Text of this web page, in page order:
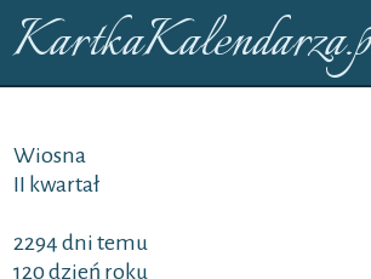
Wiosna
II kwartał
2294 dni temu
120 dzień roku